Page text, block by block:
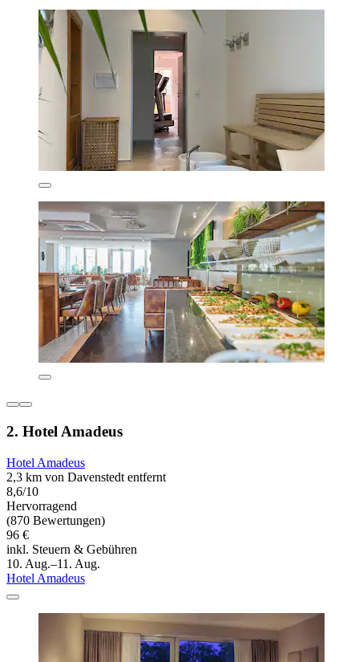
2. Hotel Amadeus
Hotel Amadeus
2,3 km von Davenstedt entfernt
8,6/10
Hervorragend
(870 Bewertungen)
96 €
inkl. Steuern & Gebühren
10. Aug.–11. Aug.
Hotel Amadeus